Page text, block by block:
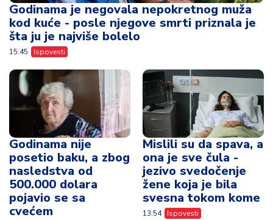
Godinama je negovala nepokretnog muža
kod kuće - posle njegove smrti priznala je
šta ju je najviše bolelo
15:45 Ispovesti
Godinama nije
posetio baku, a zbog
nasledstva od
500.000 dolara
pojavio se sa
cvećem
Mislili su da spava, a
ona je sve čula -
jezivo svedočenje
žene koja je bila
svesna tokom kome
13:54 Ispovesti